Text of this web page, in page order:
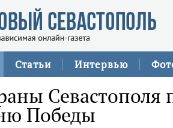
Статьи Интервью
Севастополя
Победы